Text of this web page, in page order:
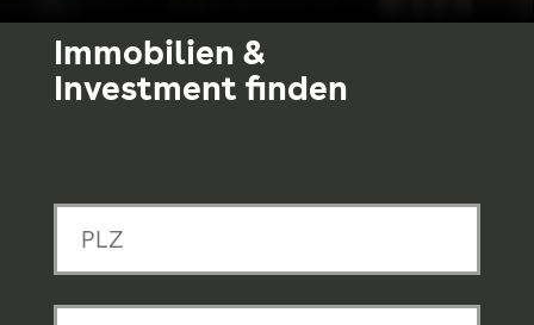
Immobilien &
Investment finden